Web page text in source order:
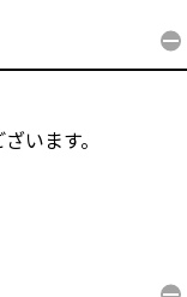
います。